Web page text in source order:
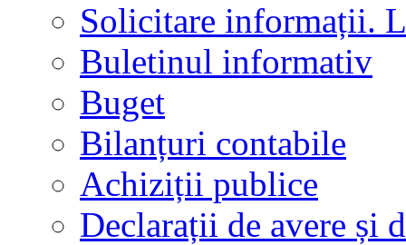
Solicitare informații.
Buletinul informativ
Buget
Bilanțuri contabile
Achiziții publice
Declarații de avere și